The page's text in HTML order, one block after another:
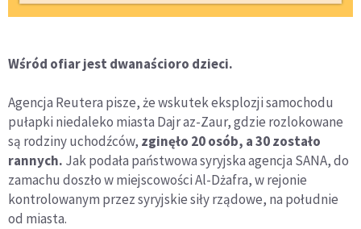
Wśród ofiar jest dwanaścioro dzieci.
Agencja Reutera pisze, że wskutek eksplozji samochodu
pułapki niedaleko miasta Dajr az-Zaur, gdzie rozlokowane
są rodziny uchodźców, zginęło 20 osób, a 30 zostało
rannych. Jak podała państwowa syryjska agencja SANA, do
zamachu doszło w miejscowości Al-Dżafra, w rejonie
kontrolowanym przez syryjskie siły rządowe, na południe
od miasta.